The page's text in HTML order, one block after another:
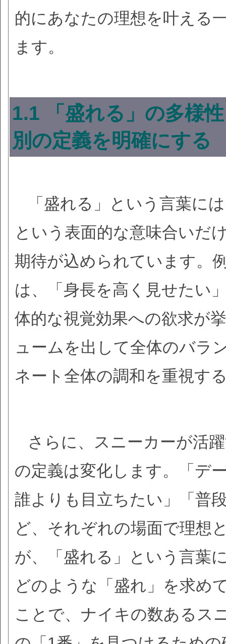
的にあなたの理想を叶える
ます。
1.1 「盛れる」の多様
別の定義を明確にする
「盛れる」という言葉に
という表面的な意味合いだ
期待が込められています。
は、「身長を高く見せたい
体的な視覚効果への欲求が
ュームを出して全体のバラ
ネート全体の調和を重視す
さらに、スニーカーが活
の定義は変化します。「デ
誰よりも目立ちたい」「普
ど、それぞれの場面で理想
が、「盛れる」という言葉
どのような「盛れ」を求め
ことで、ナイキの数あるス